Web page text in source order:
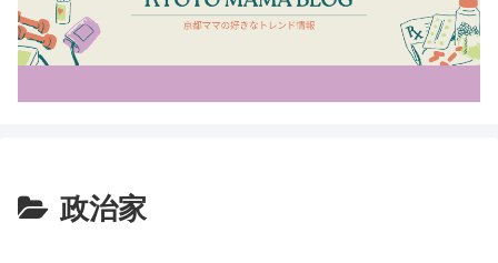
政治家